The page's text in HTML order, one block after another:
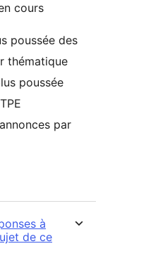
cours
poussée des
thématique
poussée
par
à
de ce